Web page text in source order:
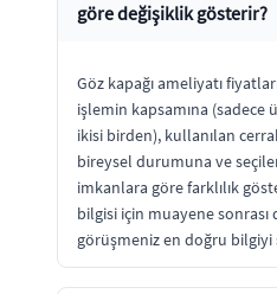
göre değişiklik gösterir?
Göz kapağı ameliyatı
işlemin kapsamına (sadece
ikisi birden), kullanılan
bireysel durumuna ve
imkanlara göre farklılık
bilgisi için muayene
görüşmeniz en doğru bilgiyi